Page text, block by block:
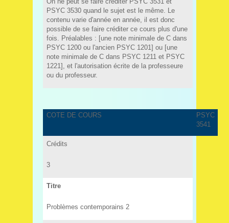
PSYC 3530 quand le sujet est le même. Le
contenu varie d'année en année, il est donc
possible de se faire créditer ce cours plus d'une
fois. Préalables : [une note minimale de C dans
PSYC 1200 ou l'ancien PSYC 1201] ou [une
note minimale de C dans PSYC 1211 et PSYC
1221], et l'autorisation écrite de la professeure
ou du professeur.
COTE DE COURS
PSYC
3541
Crédits
3
Titre
Problèmes contemporains 2